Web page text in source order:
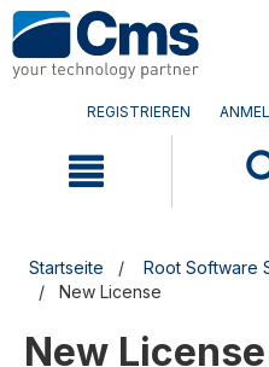
Zum
Inhalt
springen
Zum
Navigationsmen�
springen
REGISTRIEREN
Startseite Root Software
New License
New License